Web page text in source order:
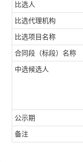
比选人
比选代理机构
比选项目名称
合同段（标段）名称
中选候选人
公示期
备注